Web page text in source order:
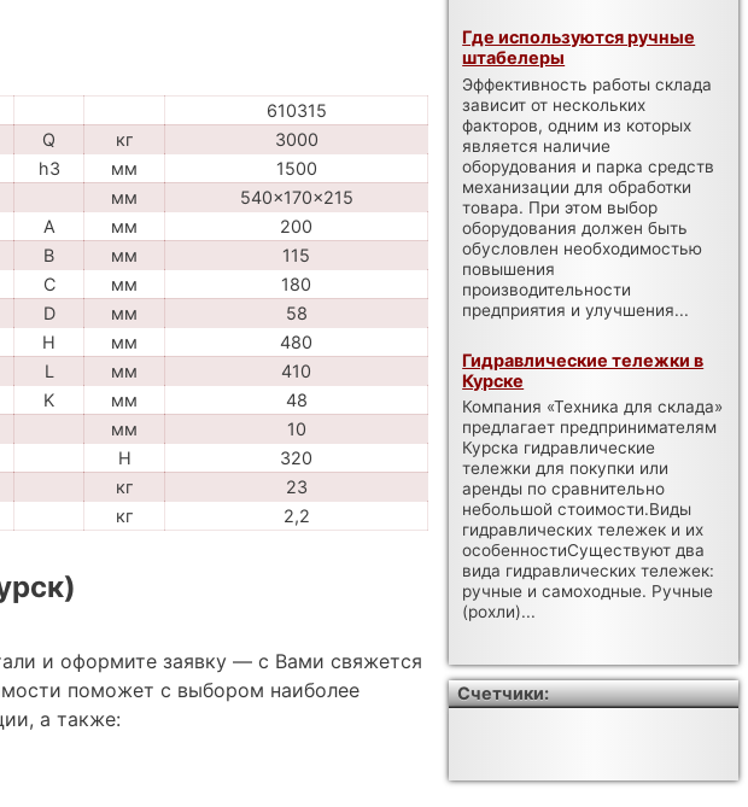
610315
Q кг
3000
h3 мм
1500
мм
540x170x215
A мм
200
B мм
115
C мм
180
D мм
58
H мм
480
L мм
410
K мм
48
мм
10
H
320
кг
23
кг 2,2
и оформите заявку — с Вами свяжется
поможет с выбором наиболее
а также:
Где используются ручные
штабелеры
Эффективность работы склада
зависит от нескольких
факторов, одним из которых
является наличие
оборудования и парка средств
механизации для обработки
товара. При этом выбор
оборудования должен быть
обусловлен необходимостью
повышения
производительности
предприятия и улучшения...
Гидравлические тележки в
Курске
Компания «Техника для склада»
предлагает предпринимателям
Курска гидравлические
тележки для покупки или
аренды по сравнительно
небольшой стоимости.Виды
гидравлических тележек и их
особенностиСуществуют два
вида гидравлических тележек:
ручные и самоходные. Ручные
(рохли)...
Счетчики: